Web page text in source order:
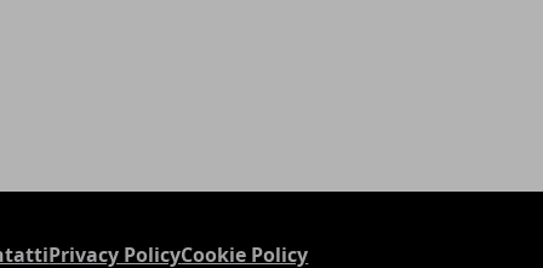
Privacy PolicyCookie Policy